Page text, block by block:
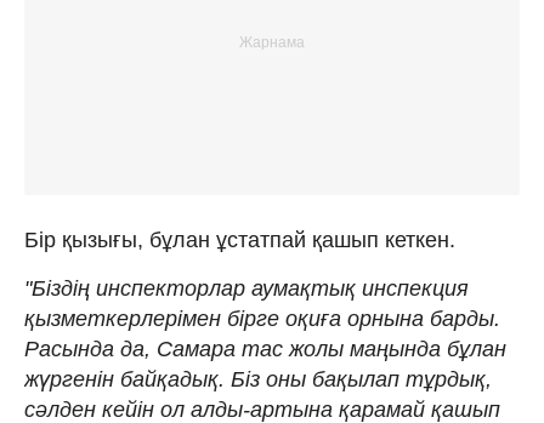
Бір қызығы, бұлан ұстатпай қашып кеткен.
"Біздің инспекторлар аумақтық инспекция
қызметкерлерімен бірге оқиға орнына барды.
Расында да, Самара тас жолы маңында бұлан
жүргенін байқадық. Біз оны бақылап тұрдық,
сәлден кейін ол алды-артына қарамай қашып